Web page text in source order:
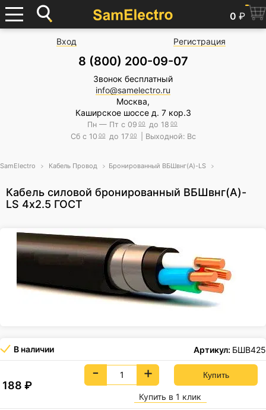
0 ₽
Вход Регистрация
8 (800) 200-09-07
Звонок бесплатный
info@samelectro.ru
Москва,
Каширское шоссе д. 7 кор.3
Пн — Пт с 09 00 до 18 00
Сб с 10 00 до 17 00 | Выходной: Вс
SamElectro Кабель Провод Бронированный ВБШвнг(А)-LS
Кабель силовой бронированный ВБШвнг(А)-
LS 4х2.5 ГОСТ
В наличии Артикул: БШВ425
188₽
- +
Купить в 1 клик